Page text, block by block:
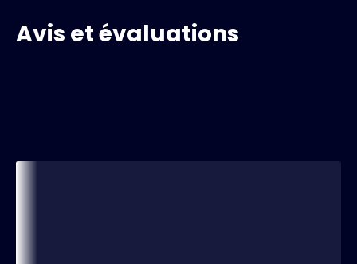
Avis et évaluations